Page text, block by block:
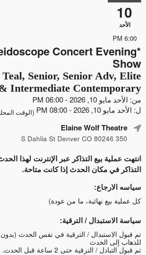
10
الأحد
6:00 PM
Concert Evening
Show
Senior, Senior Adv, Elite
Intermediate Contemporary
من: الأحد مايو 10, 2026 - 06:00 PM
ل: الأحد مايو 10, 2026 - 08:00 PM
(الوقت
Elaine Wolf Theatre
350 S Dahlia St Denver CO 80246
انتهت عملية بيع التذاكر عبر الإنترنت لهذا
التذاكر في مكان الحدث إذا كانت متاحة.
سياسه الارجاع:
كل عملية بيع نهائية، ما من عودة)
سياسة الاستبدال / الترقية:
تم قبول الاستبدال / الترقية في نفس الحدث (بدون
للذهاب إلى الحدث
تم قبول التبادل / الترقية حتى 2 ساعة قبل الحدث.